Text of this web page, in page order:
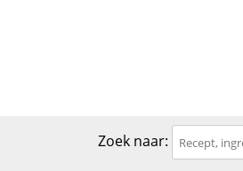
Zoek naar: